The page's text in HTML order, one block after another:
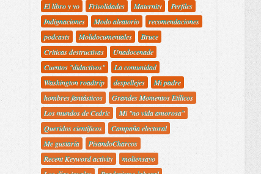
El libro y yo Frivolidades Maternity
Perfiles
Indignaciones
Modo aleatorio
recomendaciones
podcasts
Molidocumentales
Bruce
Criticas destructivas
Unadocenade
Cuentos "didactivos"
La comunidad
Washington roadtrip
despellejes
Mi padre
hombres fantásticos
Grandes Momentos Etílicos
Los mundos de Cedric
Mi "no vida amorosa"
Queridos científicos
Campaña electoral
Me gustaría
PisandoCharcos
Recent Keyword activity
moliensayo